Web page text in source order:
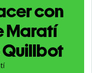
con
Maratí